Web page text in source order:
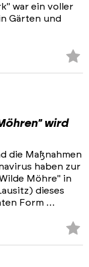
war ein voller
Gärten und
wird
die Maßnahmen
haben zur
Möhre" in
dieses
Form …